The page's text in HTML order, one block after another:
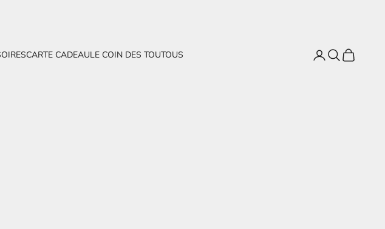
CARTE CADEAULE COIN DES TOUTOUS Connexion
Recherche
Panier